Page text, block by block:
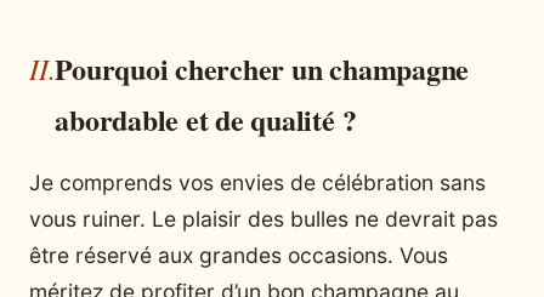
Pourquoi chercher un champagne
abordable et de qualité ?
Je comprends vos envies de célébration sans
vous ruiner. Le plaisir des bulles ne devrait pas
être réservé aux grandes occasions. Vous